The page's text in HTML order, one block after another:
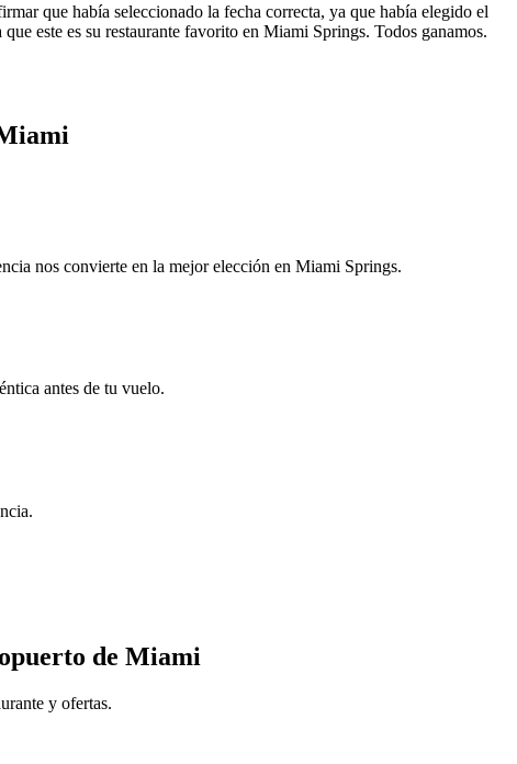
que había seleccionado la fecha correcta, ya que había elegido el
este es su restaurante favorito en Miami Springs. Todos ganamos.
nos convierte en la mejor elección en Miami Springs.
antes de tu vuelo.
de Miami
y ofertas.